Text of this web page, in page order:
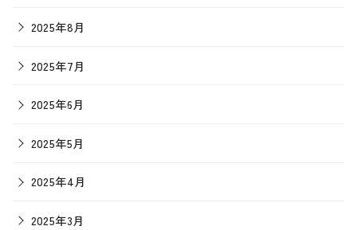
2025年8月
2025年7月
2025年6月
2025年5月
2025年4月
2025年3月